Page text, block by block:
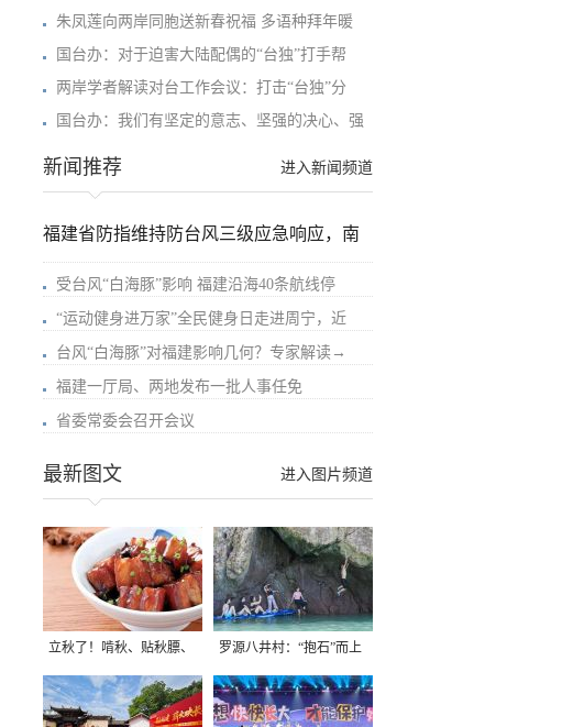
朱凤莲向两岸同胞送新春祝福 多语种拜年暖
国台办：对于迫害大陆配偶的“台独”打手帮
两岸学者解读对台工作会议：打击“台独”分
国台办：我们有坚定的意志、坚强的决心、强
进入新闻频道
新闻推荐
福建省防指维持防台风三级应急响应，南
受台风“白海豚”影响 福建沿海40条航线停
“运动健身进万家”全民健身日走进周宁，近
台风“白海豚”对福建影响几何？专家解读→
福建一厅局、两地发布一批人事任免
省委常委会召开会议
进入图片频道
最新图文
立秋了！啃秋、贴秋膘、
晒秋，福建人这样过才够
味→
罗源八井村：“抱石”而上